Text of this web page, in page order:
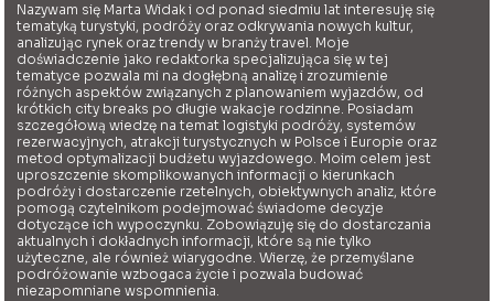
Nazywam się Marta Widak i od ponad siedmiu lat interesuję się
tematyką turystyki, podróży oraz odkrywania nowych kultur,
analizując rynek oraz trendy w branży travel. Moje
doświadczenie jako redaktorka specjalizująca się w tej
tematyce pozwala mi na dogłębną analizę i zrozumienie
różnych aspektów związanych z planowaniem wyjazdów, od
krótkich city breaks po długie wakacje rodzinne. Posiadam
szczegółową wiedzę na temat logistyki podróży, systemów
rezerwacyjnych, atrakcji turystycznych w Polsce i Europie oraz
metod optymalizacji budżetu wyjazdowego. Moim celem jest
uproszczenie skomplikowanych informacji o kierunkach
podróży i dostarczenie rzetelnych, obiektywnych analiz, które
pomogą czytelnikom podejmować świadome decyzje
dotyczące ich wypoczynku. Zobowiązuję się do dostarczania
aktualnych i dokładnych informacji, które są nie tylko
użyteczne, ale również wiarygodne. Wierzę, że przemyślane
podróżowanie wzbogaca życie i pozwala budować
niezapomniane wspomnienia.